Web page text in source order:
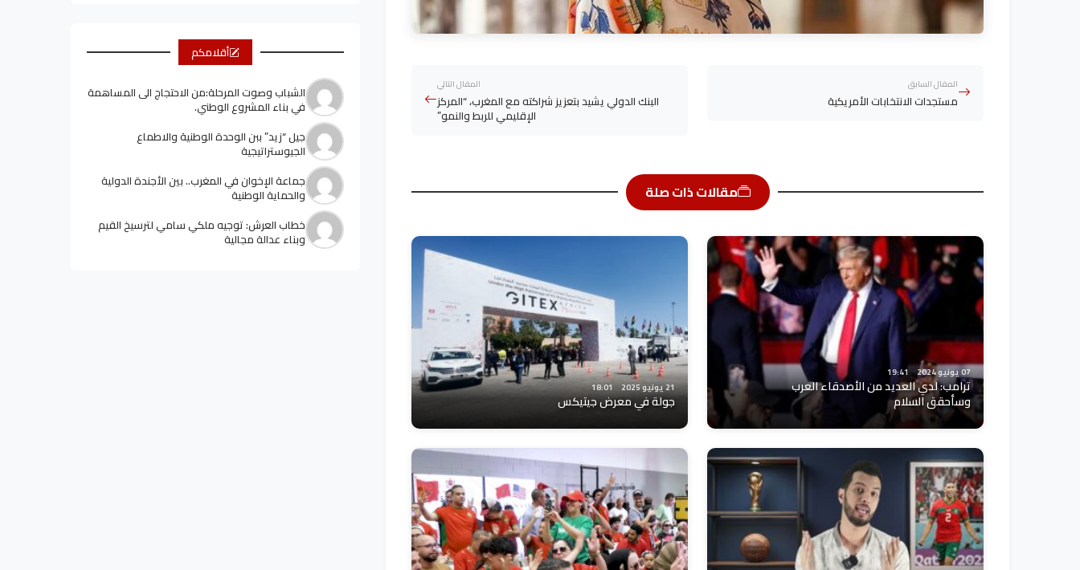
المقال السابق
مستجدات الانتخابات الأمريكية
المقال التالي
البنك الدولي يشيد بتعزيز شراكته مع المغرب، “المركز
الإقليمي للربط والنمو”
مقالات ذات صلة
07 يونيو 2024 19:41
ترامب: لدي العديد من الأصدقاء العرب
وسأحقق السلام
21 يونيو 2025 18:01
جولة في معرض جيتيكس
أقلامكم
الشباب وصوت المرحلة:من الاحتجاج الى المساهمة
في بناء المشروع الوطني.
جيل “زيد” ببن الوحدة الوطنية والاطماع
الجيوستراتيجية
جماعة الإخوان في المغرب.. بين الأجندة الدولية
والحماية الوطنية
خطاب العرش: توجيه ملكي سامي لترسيخ القيم
وبناء عدالة مجالية